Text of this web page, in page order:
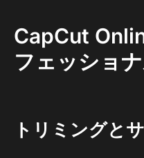
CapCut
フェッショ
トリミングと